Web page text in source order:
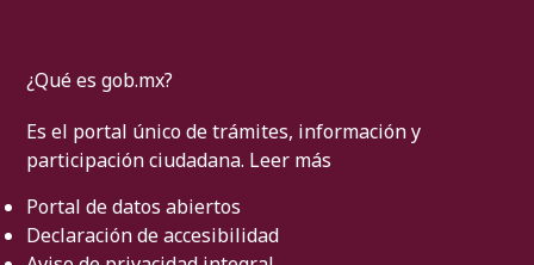
¿Qué es gob.mx?
Es el portal único de trámites, información y
participación ciudadana. Leer más
Portal de datos abiertos
Declaración de accesibilidad